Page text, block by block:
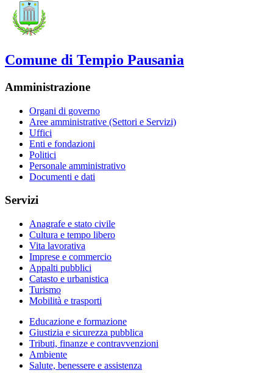
Comune di Tempio Pausania
Amministrazione
Organi di governo
Aree amministrative (Settori e Servizi)
Uffici
Enti e fondazioni
Politici
Personale amministrativo
Documenti e dati
Servizi
Anagrafe e stato civile
Cultura e tempo libero
Vita lavorativa
Imprese e commercio
Appalti pubblici
Catasto e urbanistica
Turismo
Mobilità e trasporti
Educazione e formazione
Giustizia e sicurezza pubblica
Tributi, finanze e contravvenzioni
Ambiente
Salute, benessere e assistenza